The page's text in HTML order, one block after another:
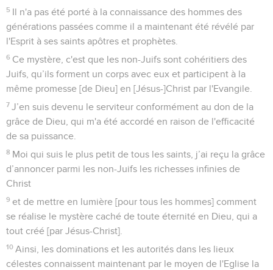
5 Il n'a pas été porté à la connaissance des hommes des
générations passées comme il a maintenant été révélé par
l'Esprit à ses saints apôtres et prophètes.
6 Ce mystère, c'est que les non-Juifs sont cohéritiers des
Juifs, qu’ils forment un corps avec eux et participent à la
même promesse [de Dieu] en [Jésus-]Christ par l'Evangile.
7 J’en suis devenu le serviteur conformément au don de la
grâce de Dieu, qui m'a été accordé en raison de l'efficacité
de sa puissance.
8 Moi qui suis le plus petit de tous les saints, j’ai reçu la grâce
d’annoncer parmi les non-Juifs les richesses infinies de
Christ
9 et de mettre en lumière [pour tous les hommes] comment
se réalise le mystère caché de toute éternité en Dieu, qui a
tout créé [par Jésus-Christ].
10 Ainsi, les dominations et les autorités dans les lieux
célestes connaissent maintenant par le moyen de l'Eglise la